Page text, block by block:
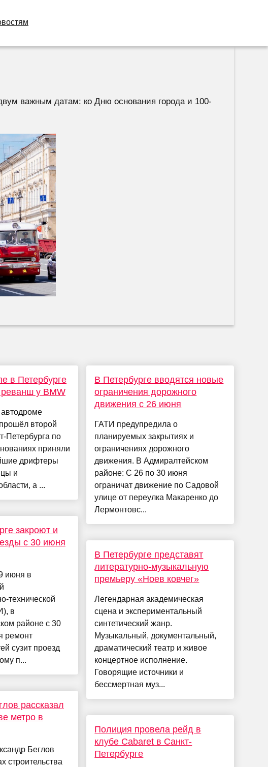
важным датам: ко Дню основания города и 100-
в Петербурге
у BMW
второй
Петербурга по
приняли
дрифтеры
и
а ...
закроют и
с 30 июня
июня в
технической
в
районе с 30
ремонт
сузит проезд
п...
рассказал
метро в
Беглов
строительства
В Петербурге вводятся новые
ограничения дорожного
движения с 26 июня
ГАТИ предупредила о
планируемых закрытиях и
ограничениях дорожного
движения. В Адмиралтейском
районе: С 26 по 30 июня
ограничат движение по Садовой
улице от переулка Макаренко до
Лермонтовс...
В Петербурге представят
литературно-музыкальную
премьеру «Ноев ковчег»
Легендарная академическая
сцена и экспериментальный
синтетический жанр.
Музыкальный, документальный,
драматический театр и живое
концертное исполнение.
Говорящие источники и
бессмертная муз...
Полиция провела рейд в
клубе Cabaret в Санкт-
Петербурге